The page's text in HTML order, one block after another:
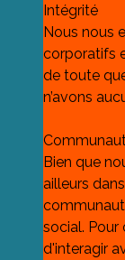
Intégrité
Nous nous
corporatifs
de toute
n’avons
Bien que
ailleurs
social.
d'interagir